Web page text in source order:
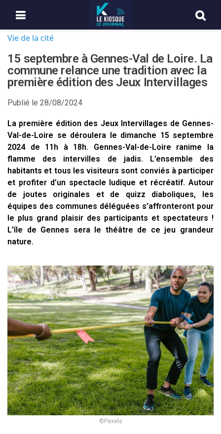
Vie de la cité
15 septembre à Gennes-Val de Loire. La
commune relance une tradition avec la
première édition des Jeux Intervillages
Publié le 28/08/2024
La première édition des Jeux Intervillages de Gennes-
Val-de-Loire se déroulera le dimanche 15 septembre
2024 de 11h à 18h. Gennes-Val-de-Loire ranime la
flamme des intervilles de jadis. L’ensemble des
habitants et tous les visiteurs sont conviés à participer
et profiter d’un spectacle ludique et récréatif. Autour
de joutes originales et de quizz diaboliques, les
équipes des communes déléguées s’affronteront pour
le plus grand plaisir des participants et spectateurs !
L’île de Gennes sera le théâtre de ce jeu grandeur
nature.
©Pexels